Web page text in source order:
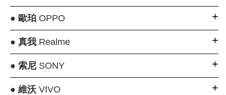
● 歐珀OPPO
● 真我Realme
● 索尼SONY
● 維沃VIVO